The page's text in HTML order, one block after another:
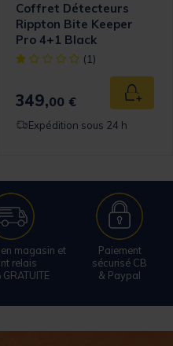
panier
Coffret Détecteurs
Rippton Bite Keeper
Pro 4+1 Black
[object Object] out of 5
(1)
349,00 €
Expédition sous 24 h
magasin et
relais
Paiement
sécurisé CB
& Paypal